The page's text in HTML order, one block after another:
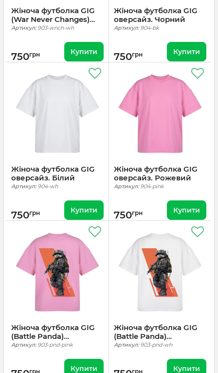
Жіноча футболка GIG
(War Never Changes)
Оверсайз. Білий
Артикул:903-wnch-wh
750грн Купити
Жіноча футболка GIG
оверсайз. Чорний
Артикул:904-bk
750грн Купити
Жіноча футболка GIG
оверсайз. Білий
Артикул:904-wh
750грн Купити
Жіноча футболка GIG
оверсайз. Рожевий
Артикул:904-pink
750грн Купити
Жіноча футболка GIG
(Battle Panda)
Оверсайз. Рожевий
Артикул:903-pnd-pink
грн Купити
Жіноча футболка GIG
(Battle Panda)
Оверсайз. Білий
Артикул:903-pnd-wh
грн Купити